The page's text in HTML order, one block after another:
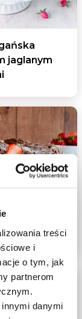
treści
i
o tym, jak
partnerom
danymi
jaglanym
karpatka